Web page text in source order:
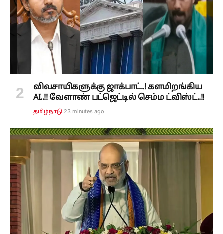
விவசாயிகளுக்கு ஜாக்பாட்..! களமிறங்கிய
AI..!! வேளாண் பட்ஜெட்டில் செம்ம ட்விஸ்ட்..!!
தமிழ்நாடு 23 minutes ago